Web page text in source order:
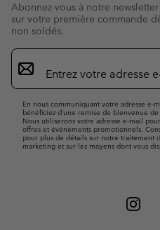
Abonnez-vous à notre
sur votre première commande
non soldés.
Inscription
par
e-
En nous communiquant votre adresse e-
bénéficiez d’une remise de bienvenue de
Nous utiliserons votre adresse e-mail
offres et événements promotionnels.
pour plus de détails sur notre traitement
marketing et sur les moyens dont vous